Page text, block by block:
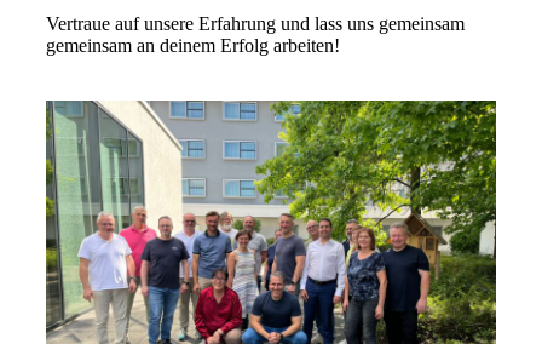
Vertraue auf unsere Erfahrung und lass uns gemeinsam
gemeinsam an deinem Erfolg arbeiten!